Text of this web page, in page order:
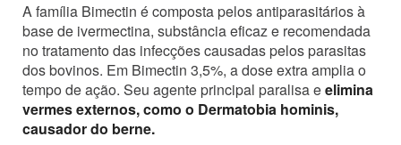
A família Bimectin é composta pelos antiparasitários à
base de ivermectina, substância eficaz e recomendada
no tratamento das infecções causadas pelos parasitas
dos bovinos. Em Bimectin 3,5%, a dose extra amplia o
tempo de ação. Seu agente principal paralisa eelimina
vermes externos, como o Dermatobia hominis,
causador do berne.